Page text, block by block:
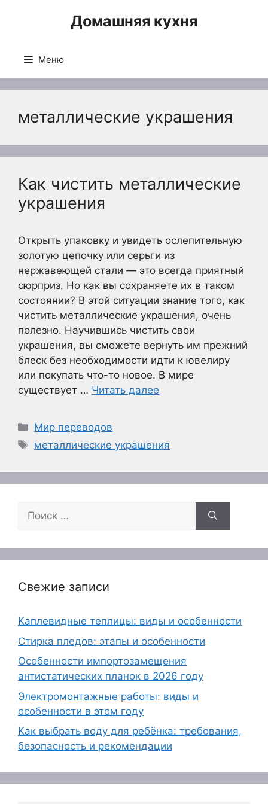
Домашняя кухня
Меню
металлические украшения
Как чистить металлические
украшения
Открыть упаковку и увидеть ослепительную
золотую цепочку или серьги из
нержавеющей стали — это всегда приятный
сюрприз. Но как вы сохраняете их в таком
состоянии? В этой ситуации знание того, как
чистить металлические украшения, очень
полезно. Научившись чистить свои
украшения, вы сможете вернуть им прежний
блеск без необходимости идти к ювелиру
или покупать что-то новое. В мире
существует … Читать далее
Рубрики
Мир переводов
Метки
металлические украшения
Поиск:
Свежие записи
Каплевидные теплицы: виды и особенности
Стирка пледов: этапы и особенности
Особенности импортозамещения
антистатических планок в 2026 году
Электромонтажные работы: виды и
особенности в этом году
Как выбрать воду для ребёнка: требования,
безопасность и рекомендации